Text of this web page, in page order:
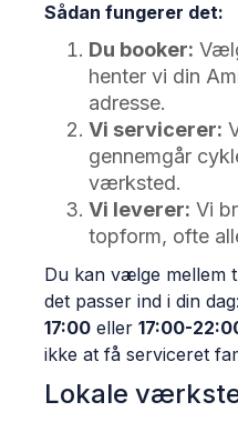
Sådan fungerer det:
Du booker:
henter vi din
adresse.
Vi servicerer:
gennemgår
værksted.
Vi leverer: Vi
topform, ofte
Du kan vælge mellem
det passer ind i din dag:
17:00 eller 17:00-
ikke at få serviceret
Lokale